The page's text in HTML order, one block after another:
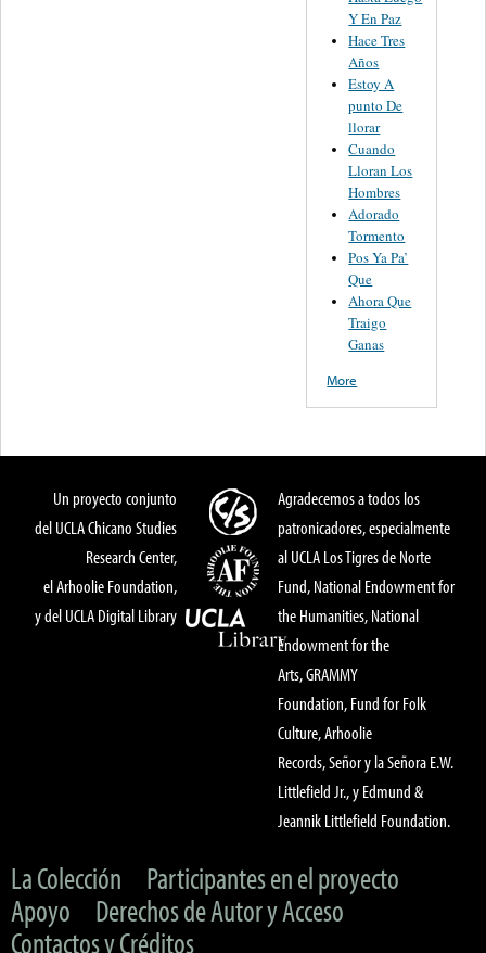
Y En Paz
Hace Tres
Años
Estoy A
punto De
llorar
Cuando
Lloran Los
Hombres
Adorado
Tormento
Pos Ya Pa’
Que
Ahora Que
Traigo
Ganas
More
Un proyecto conjunto
del UCLA Chicano Studies
Research Center,
el Arhoolie Foundation,
y del UCLA Digital Library
Agradecemos a todos los
patronicadores, especialmente
al UCLA Los Tigres de Norte
Fund, National Endowment for
the Humanities, National
Endowment for the
Arts, GRAMMY
Foundation, Fund for Folk
Culture, Arhoolie
Records, Señor y la Señora E.W.
Littlefield Jr., y Edmund &
Jeannik Littlefield Foundation.
La Colección
Participantes en el proyecto
Apoyo
Derechos de Autor y Acceso
Contactos y Créditos